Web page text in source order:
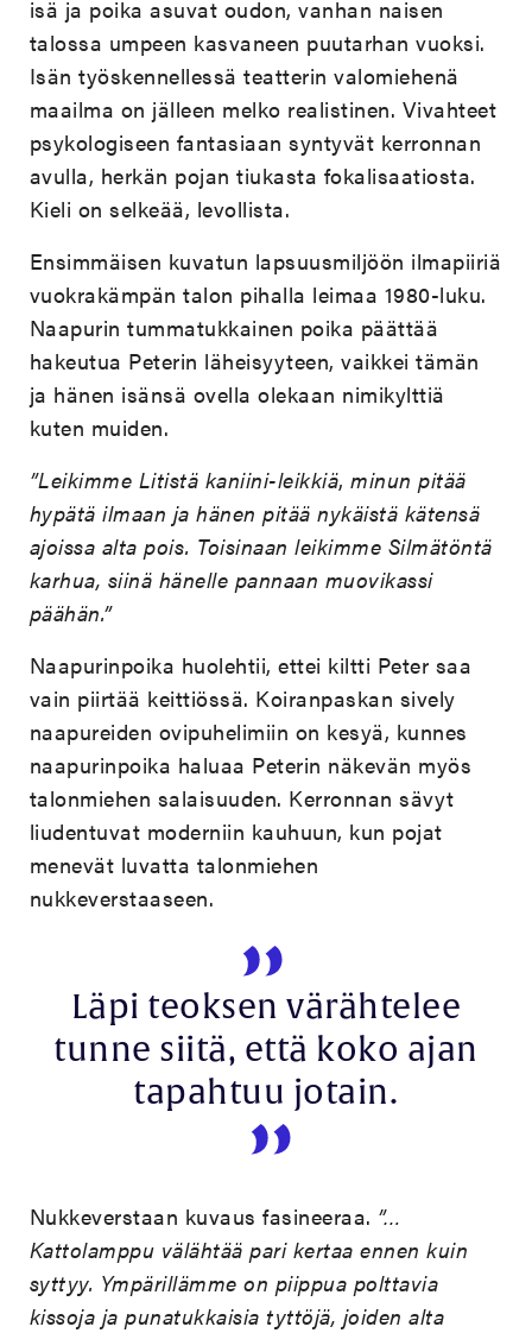
isä ja poika asuvat oudon, vanhan naisen
talossa umpeen kasvaneen puutarhan vuoksi.
Isän työskennellessä teatterin valomiehenä
maailma on jälleen melko realistinen. Vivahteet
psykologiseen fantasiaan syntyvät kerronnan
avulla, herkän pojan tiukasta fokalisaatiosta.
Kieli on selkeää, levollista.
Ensimmäisen kuvatun lapsuusmiljöön ilmapiiriä
vuokrakämpän talon pihalla leimaa 1980-luku.
Naapurin tummatukkainen poika päättää
hakeutua Peterin läheisyyteen, vaikkei tämän
ja hänen isänsä ovella olekaan nimikylttiä
kuten muiden.
”Leikimme Litistä kaniini-leikkiä,minun pitää
hypätä ilmaan ja hänen pitää nykäistä kätensä
ajoissa alta pois. Toisinaan leikimme Silmätöntä
karhua, siinä hänelle pannaan muovikassi
päähän.”
Naapurinpoika huolehtii, ettei kiltti Peter saa
vain piirtää keittiössä. Koiranpaskan sively
naapureiden ovipuhelimiin on kesyä, kunnes
naapurinpoika haluaa Peterin näkevän myös
talonmiehen salaisuuden. Kerronnan sävyt
liudentuvat moderniin kauhuun, kun pojat
menevät luvatta talonmiehen
nukkeverstaaseen.
Läpi teoksen värähtelee
tunne siitä, että koko ajan
tapahtuu jotain.
Nukkeverstaan kuvaus fasineeraa. ”…
Kattolamppu välähtää pari kertaa ennen kuin
syttyy. Ympärillämme on piippua polttavia
kissoja ja punatukkaisia tyttöjä, joiden alta